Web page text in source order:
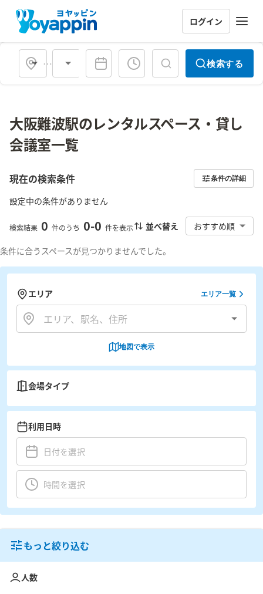
ログイン
会場タイプ 検索する
大阪難波駅のレンタルスペース・貸し
会議室一覧
現在の検索条件 条件の詳細
設定中の条件がありません
検索結果 0 件のうち 0-0 件を表示 並べ替え おすすめ順
条件に合うスペースが見つかりませんでした。
エリア エリア一覧
地図で表示
会場タイプ
利用日時
もっと絞り込む
人数